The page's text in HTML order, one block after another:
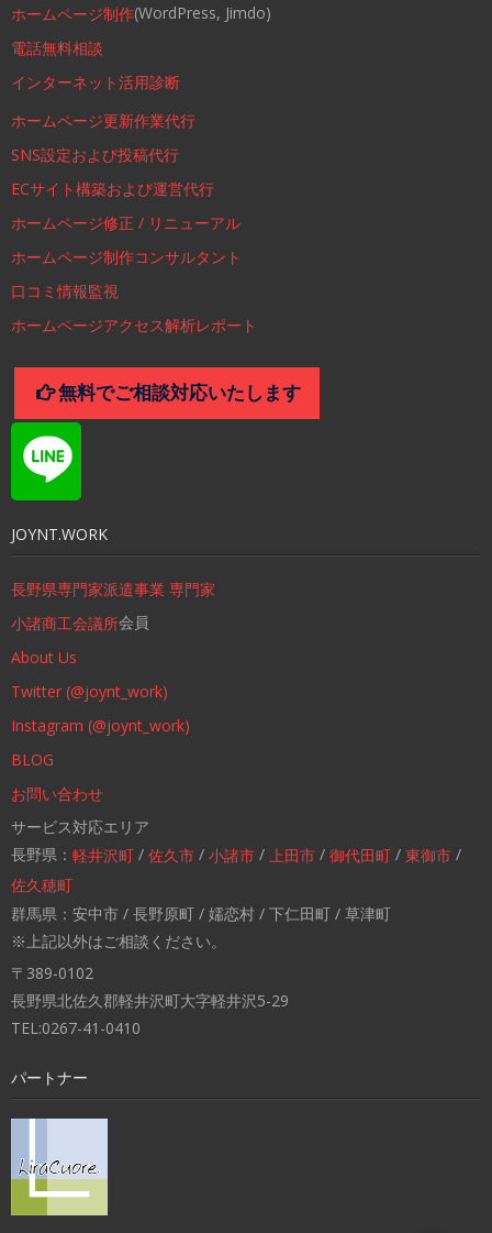
ホームページ制作(WordPress, Jimdo)
電話無料相談
インターネット活用診断
ホームページ更新作業代行
SNS設定および投稿代行
ECサイト構築および運営代行
ホームページ修正 / リニューアル
ホームページ制作コンサルタント
口コミ情報監視
ホームページアクセス解析レポート
無料でご相談対応いたします
JOYNT.WORK
長野県専門家派遣事業 専門家
小諸商工会議所会員
About Us
Twitter (@joynt_work)
Instagram (@joynt_work)
BLOG
お問い合わせ
サービス対応エリア
長野県： 軽井沢町 / 佐久市 / 小諸市 / 上田市 / 御代田町 / 東御市 /
佐久穂町
群馬県：安中市 / 長野原町 / 嬬恋村 / 下仁田町 / 草津町
※上記以外はご相談ください。
〒389-0102
長野県北佐久郡軽井沢町大字軽井沢5-29
TEL:0267-41-0410
パートナー